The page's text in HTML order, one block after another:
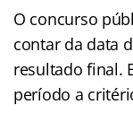
O concurso
contar da data
resultado final.
período a